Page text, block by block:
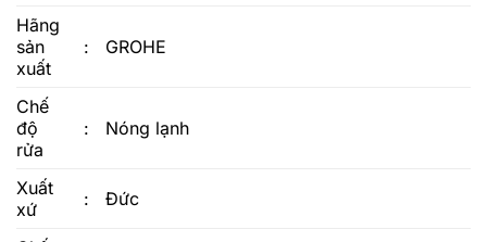
Hãng
sản
xuất
: GROHE
Chế
độ
rửa
: Nóng lạnh
Xuất
xứ
: Đức